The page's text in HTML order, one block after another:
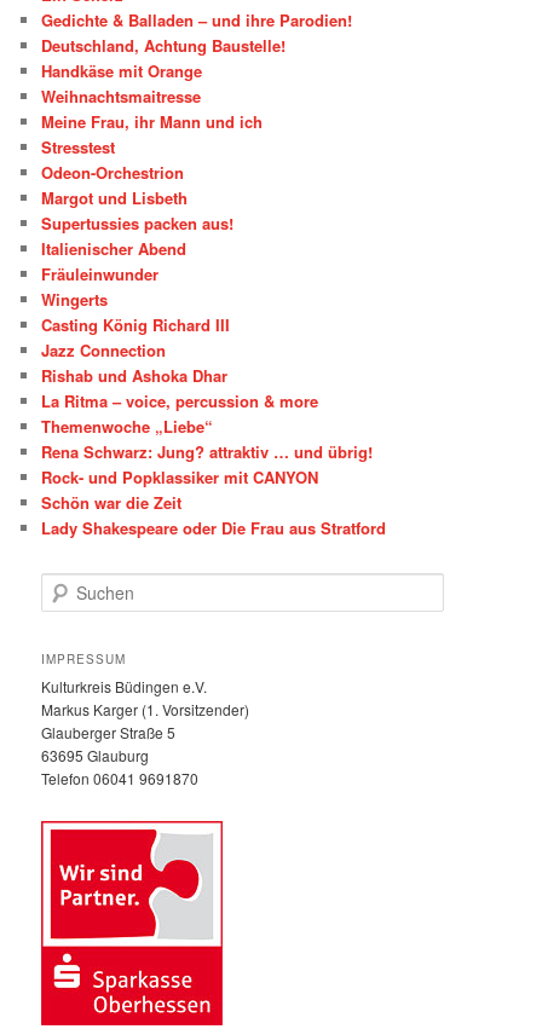
Gedichte & Balladen – und ihre Parodien!
Deutschland, Achtung Baustelle!
Handkäse mit Orange
Weihnachtsmaitresse
Meine Frau, ihr Mann und ich
Stresstest
Odeon-Orchestrion
Margot und Lisbeth
Supertussies packen aus!
Italienischer Abend
Fräuleinwunder
Wingerts
Casting König Richard III
Jazz Connection
Rishab und Ashoka Dhar
La Ritma – voice, percussion & more
Themenwoche „Liebe“
Rena Schwarz: Jung? attraktiv … und übrig!
Rock- und Popklassiker mit CANYON
Schön war die Zeit
Lady Shakespeare oder Die Frau aus Stratford
u
h
n
IMPRESSUM
Kulturkreis Büdingen e.V.
Markus Karger (1. Vorsitzender)
Glauberger Straße 5
63695 Glauburg
Telefon 06041 9691870